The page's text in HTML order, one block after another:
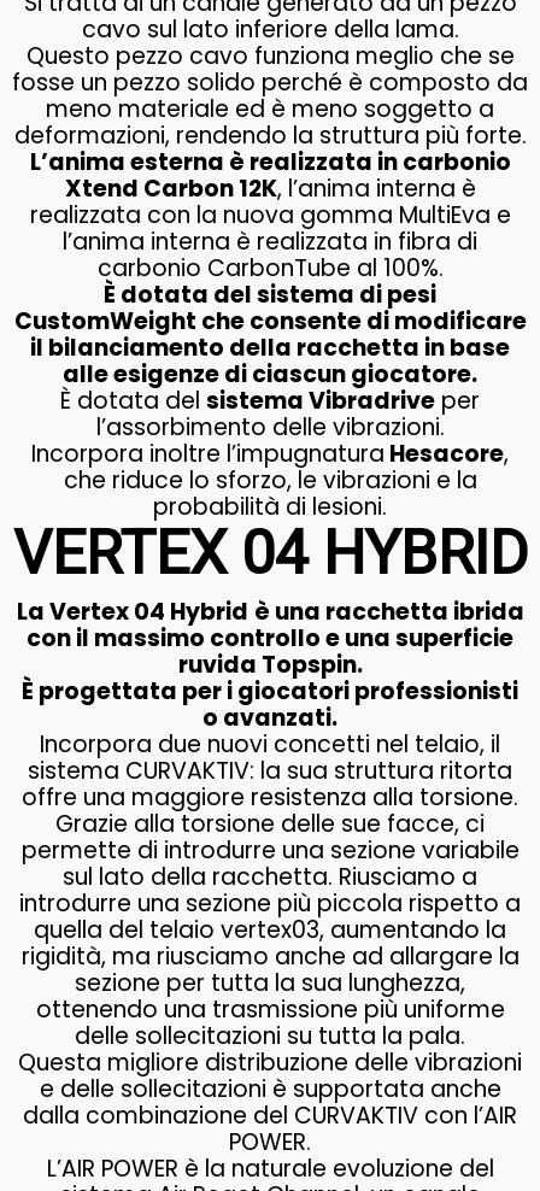
cavo sul lato inferiore della lama.
Questo pezzo cavo funziona meglio che se
fosse un pezzo solido perché è composto da
meno materiale ed è meno soggetto a
deformazioni, rendendo la struttura più forte.
L’anima esterna è realizzata in carbonio
Xtend Carbon 12K, l’anima interna è
realizzata con la nuova gomma MultiEva e
l’anima interna è realizzata in fibra di
carbonio CarbonTube al 100%.
È dotata del sistema di pesi
CustomWeight che consente di modificare
il bilanciamento della racchetta in base
alle esigenze di ciascun giocatore.
È dotata del sistema Vibradrive per
l’assorbimento delle vibrazioni.
Incorpora inoltre l’impugnatura Hesacore,
che riduce lo sforzo, le vibrazioni e la
probabilità di lesioni.
VERTEX 04 HYBRID
La Vertex 04 Hybrid è una racchetta ibrida
con il massimo controllo e una superficie
ruvida Topspin.
È progettata per i giocatori professionisti
o avanzati.
Incorpora due nuovi concetti nel telaio, il
sistema CURVAKTIV: la sua struttura ritorta
offre una maggiore resistenza alla torsione.
Grazie alla torsione delle sue facce, ci
permette di introdurre una sezione variabile
sul lato della racchetta. Riusciamo a
introdurre una sezione più piccola rispetto a
quella del telaio vertex03, aumentando la
rigidità, ma riusciamo anche ad allargare la
sezione per tutta la sua lunghezza,
ottenendo una trasmissione più uniforme
delle sollecitazioni su tutta la pala.
Questa migliore distribuzione delle vibrazioni
e delle sollecitazioni è supportata anche
dalla combinazione del CURVAKTIV con l’AIR
POWER.
L’AIR POWER è la naturale evoluzione del